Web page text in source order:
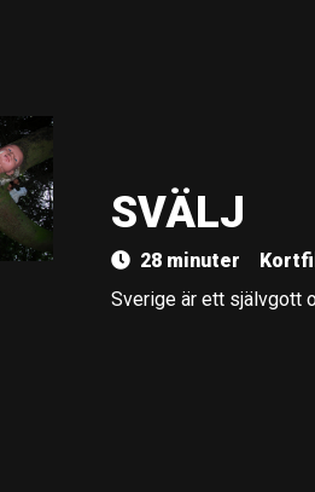
SVÄLJ
28 minuter
Sverige är ett självgott